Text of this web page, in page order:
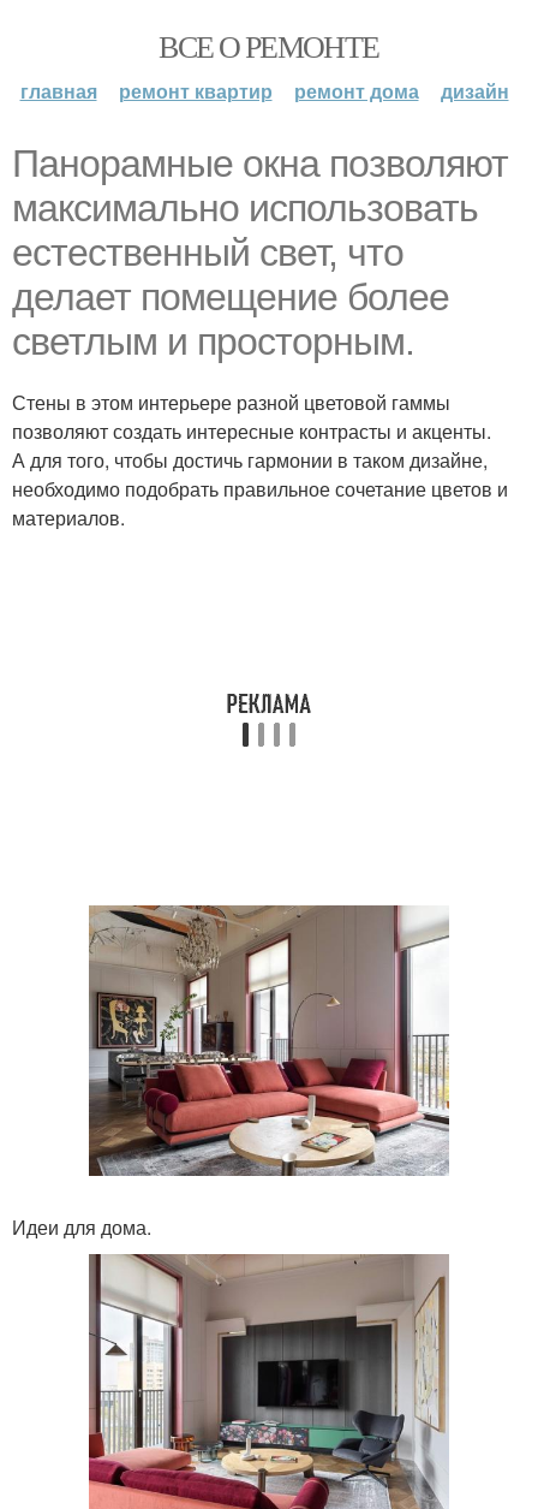
ВСЕ О РЕМОНТЕ
главная ремонт квартир ремонт дома дизайн
Панорамные окна позволяют
максимально использовать
естественный свет, что
делает помещение более
светлым и просторным.
Стены в этом интерьере разной цветовой гаммы
позволяют создать интересные контрасты и акценты.
А для того, чтобы достичь гармонии в таком дизайне,
необходимо подобрать правильное сочетание цветов и
материалов.
Идеи для дома.